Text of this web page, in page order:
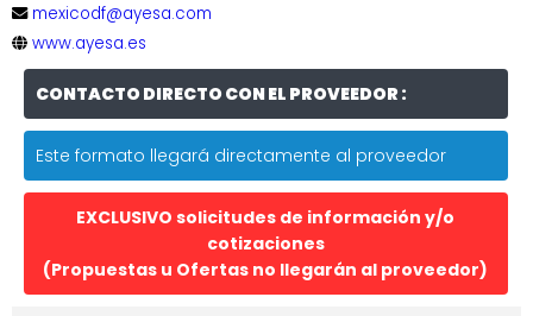
mexicodf@ayesa.com
www.ayesa.es
CONTACTO DIRECTO CON EL PROVEEDOR :
Este formato llegará directamente al proveedor
EXCLUSIVO solicitudes de información y/o
cotizaciones
(Propuestas u Ofertas no llegarán al proveedor)